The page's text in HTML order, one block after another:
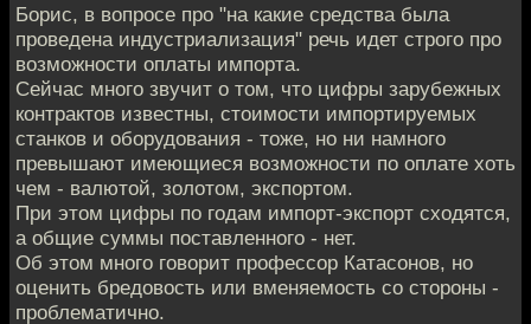
Борис, в вопросе про "на какие средства была
проведена индустриализация" речь идет строго про
возможности оплаты импорта.
Сейчас много звучит о том, что цифры зарубежных
контрактов известны, стоимости импортируемых
станков и оборудования - тоже, но ни намного
превышают имеющиеся возможности по оплате хоть
чем - валютой, золотом, экспортом.
При этом цифры по годам импорт-экспорт сходятся,
а общие суммы поставленного - нет.
Об этом много говорит профессор Катасонов, но
оценить бредовость или вменяемость со стороны -
проблематично.